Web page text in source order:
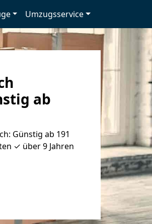
Umzugsservice
ab
Günstig ab 191
✓ über 9 Jahren